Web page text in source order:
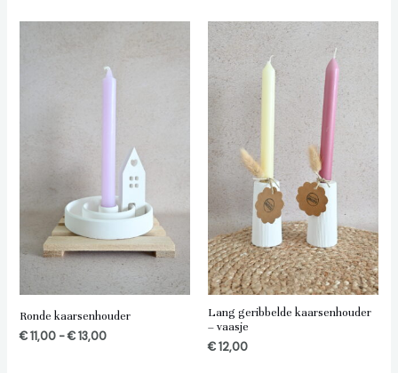
Ronde kaarsenhouder
€11,00 -€13,00
Prijsklasse:
€ 13,00
Lang geribbelde kaarsenhouder
– vaasje
€12,00